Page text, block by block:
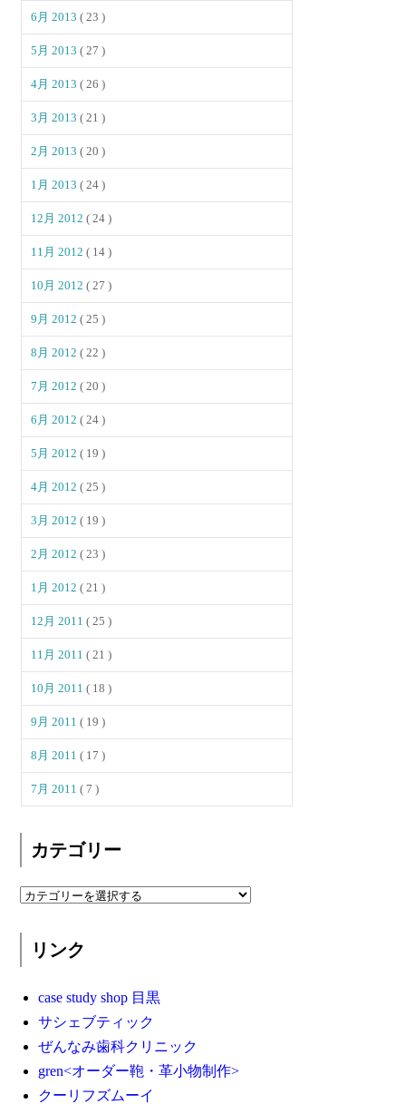
6月 2013( 23 )
5月 2013( 27 )
4月 2013( 26 )
3月 2013( 21 )
2月 2013( 20 )
1月 2013( 24 )
12月 2012( 24 )
11月 2012( 14 )
10月 2012( 27 )
9月 2012( 25 )
8月 2012( 22 )
7月 2012( 20 )
6月 2012( 24 )
5月 2012( 19 )
4月 2012( 25 )
3月 2012( 19 )
2月 2012( 23 )
1月 2012( 21 )
12月 2011( 25 )
11月 2011( 21 )
10月 2011( 18 )
9月 2011( 19 )
8月 2011( 17 )
7月 2011( 7 )
カテゴリー
リンク
case study shop 目黒
サシェブティック
ぜんなみ歯科クリニック
gren<オーダー鞄・革小物制作>
クーリフズムーイ